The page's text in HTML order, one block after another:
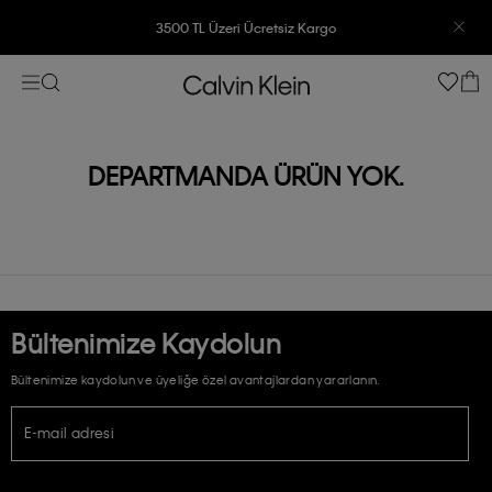
3500 TL Üzeri Ücretsiz Kargo
7500 TL Ve Üzeri Alışverişlerinizde 6 Taksit İmkanı
DEPARTMANDA ÜRÜN YOK.
Bültenimize Kaydolun
Bültenimize kaydolun ve üyeliğe özel avantajlardan yararlanın.
E-mail adresi